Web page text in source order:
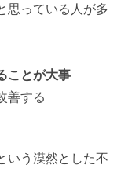
思っている人が多
ことが大事
善する
いう漠然とした不